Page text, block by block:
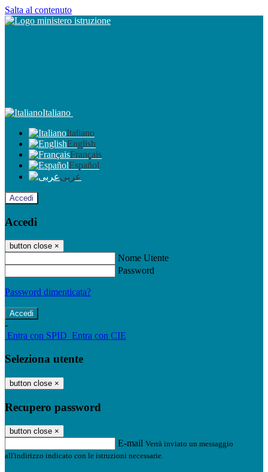
Salta al contenuto
Italiano
Italiano
English
Français
Español
عربى
Accedi
Accedi
button close ×
Nome Utente
Password
Password dimenticata?
-
Entra con SPID Entra con CIE
Seleziona utente
button close ×
Recupero password
button close ×
E-mail Verrà inviato un messaggio
all'indirizzo indicato con le istruzioni necessarie.